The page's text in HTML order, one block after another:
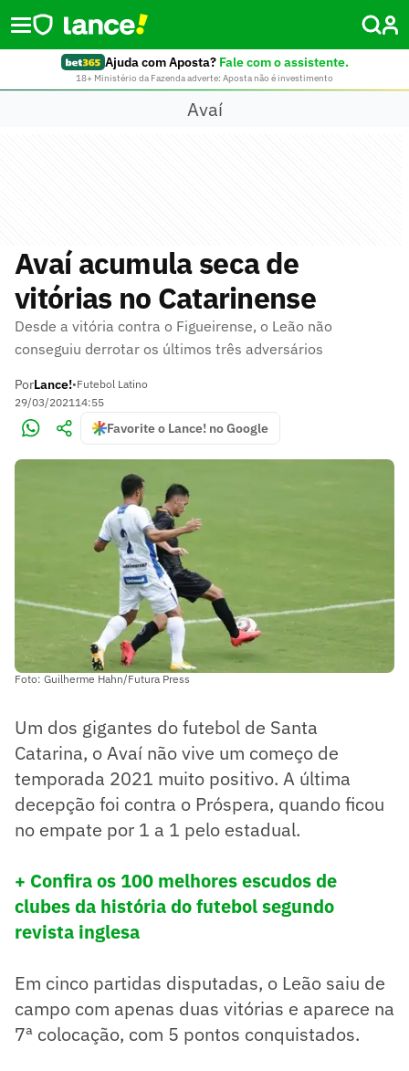
Ajuda com Aposta? Fale com o assistente.
18+ Ministério da Fazenda adverte: Aposta não é investimento
Avaí
Avaí acumula seca de
vitórias no Catarinense
Desde a vitória contra o Figueirense, o Leão não
conseguiu derrotar os últimos três adversários
PorLance!•Futebol Latino
29/03/202114:55
Favorite o Lance! no Google
Foto: Guilherme Hahn/Futura Press
Um dos gigantes do futebol de Santa
Catarina, o Avaí não vive um começo de
temporada 2021 muito positivo. A última
decepção foi contra o Próspera, quando ficou
no empate por 1 a 1 pelo estadual.
+ Confira os 100 melhores escudos de
clubes da história do futebol segundo
revista inglesa
Em cinco partidas disputadas, o Leão saiu de
campo com apenas duas vitórias e aparece na
7ª colocação, com 5 pontos conquistados.